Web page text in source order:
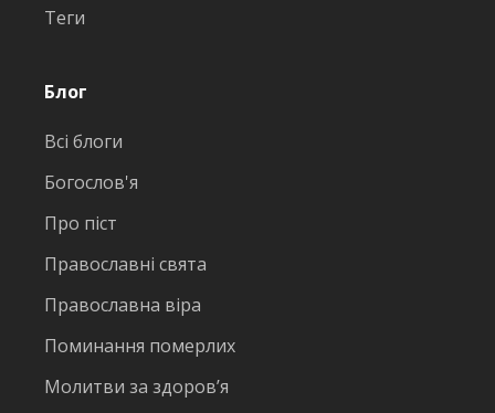
Теги
Блог
Всі блоги
Богослов'я
Про піст
Православні свята
Православна віра
Поминання померлих
Молитви за здоров’я